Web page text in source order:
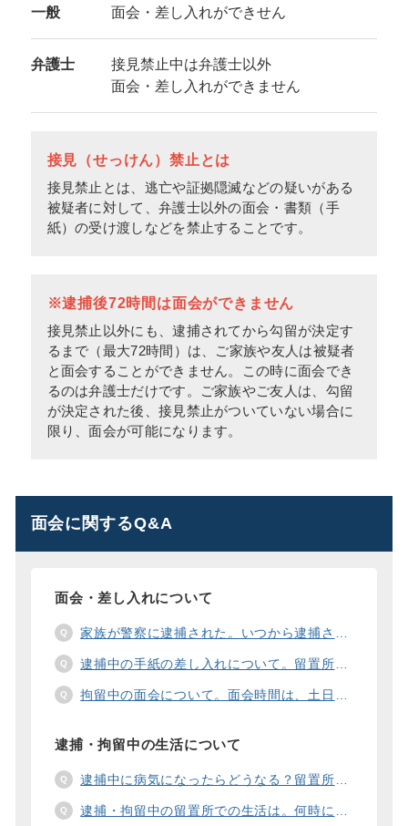
一般 面会・差し入れができせん
弁護士
接見禁止中は弁護士以外
面会・差し入れができません
接見（せっけん）禁止とは
接見禁止とは、逃亡や証拠隠滅などの疑いがある
被疑者に対して、弁護士以外の面会・書類（手
紙）の受け渡しなどを禁止することです。
※逮捕後72時間は面会ができません
接見禁止以外にも、逮捕されてから勾留が決定す
るまで（最大72時間）は、ご家族や友人は被疑者
と面会することができません。この時に面会でき
るのは弁護士だけです。ご家族やご友人は、勾留
が決定された後、接見禁止がついていない場合に
限り、面会が可能になります。
面会に関するQ&A
面会・差し入れについて
家族が警察に逮捕された。いつから逮捕された家族と面会することができますか？
逮捕中の手紙の差し入れについて。留置所に手紙を送る際の宛先の書き方は？
拘留中の面会について。面会時間は、土日や祝日の面会は、一度に面会できる人数は。
逮捕・拘留中の生活について
逮捕中に病気になったらどうなる？留置所の健康診断、診療、医療行為、手術は。
逮捕・拘留中の留置所での生活は。何時に起きて、何時に寝るの？部屋や食事の様子は？